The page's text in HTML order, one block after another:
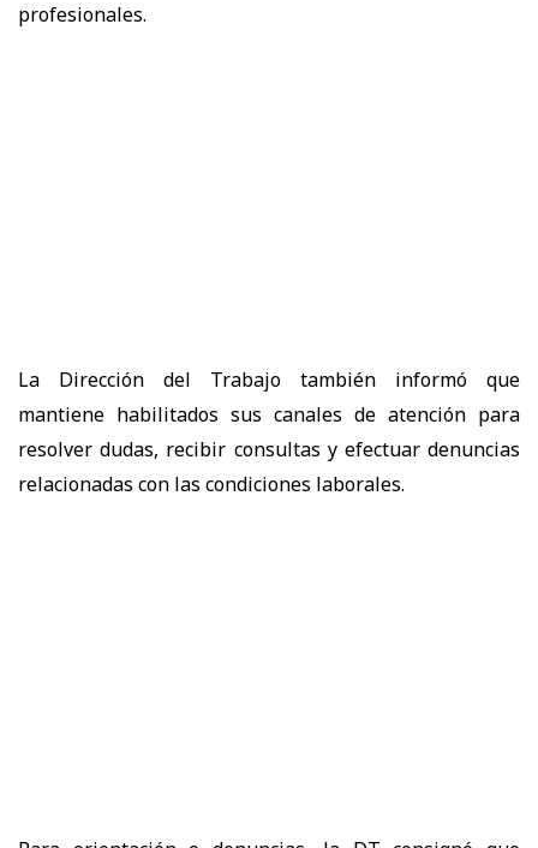
profesionales.
La Dirección del Trabajo también informó que
mantiene habilitados sus canales de atención para
resolver dudas, recibir consultas y efectuar denuncias
relacionadas con las condiciones laborales.